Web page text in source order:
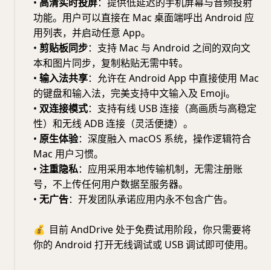
功能。用户可以直接在 Mac 桌面端呼出 Android 应
用列表，并启动任意 App。
• 剪贴板同步：支持 Mac 与 Android 之间的双向文
本和图片同步，复制粘贴无需中转。
• 输入法共享：允许在 Android App 中直接使用 Mac
的键盘和输入法，完美支持中文输入及 Emoji。
• 双连接模式：支持有线 USB 连接（高画质与高稳定
性）和无线 ADB 连接（灵活便捷）。
• 原生体验：深度融入 macOS 系统，操作逻辑符合
Mac 用户习惯。
• 注重隐私：应用采用本地传输机制，无需注册账
号，不上传任何用户数据至服务器。
• 无广告：开发团队承诺应用内永不包含广告。
💰 目前 AndDrive 处于免费试用阶段，你只需要将
你的 Android 打开无线调试或 USB 调试即可使用。